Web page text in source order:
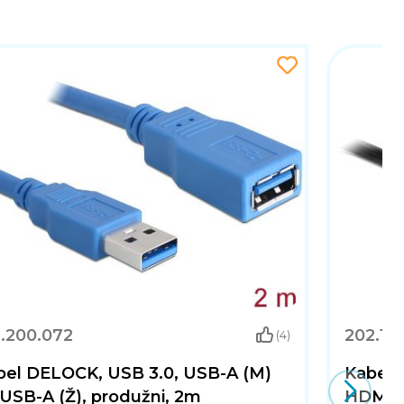
(4)
DELOCK, USB 3.0, USB-A (M)
A (Ž), produžni, 2m
Kabel
HDMI